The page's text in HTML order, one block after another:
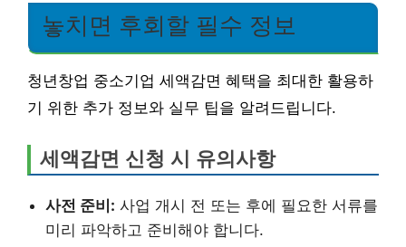
놓치면 후회할 필수 정보
청년창업 중소기업 세액감면 혜택을 최대한 활용하
기 위한 추가 정보와 실무 팁을 알려드립니다.
세액감면 신청 시 유의사항
사전 준비: 사업 개시 전 또는 후에 필요한 서류를
미리 파악하고 준비해야 합니다.